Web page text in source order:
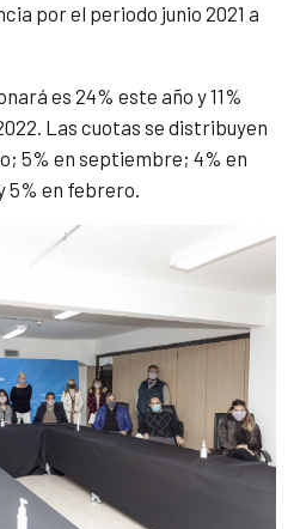
por el periodo junio 2021 a
es 24% este año y 11%
Las cuotas se distribuyen
5% en septiembre; 4% en
5% en febrero.